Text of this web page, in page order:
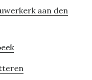
aan den